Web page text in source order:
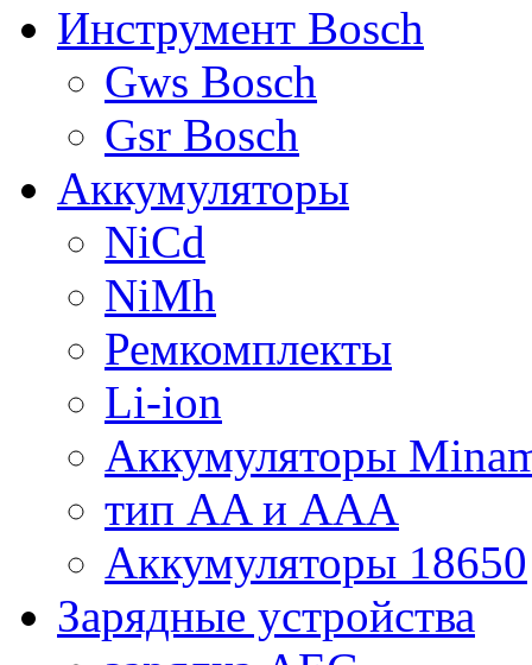
Инструмент Bosch
Gws Bosch
Gsr Bosch
Аккумуляторы
NiCd
NiMh
Ремкомплекты
Li-ion
Аккумуляторы
тип AA и AAA
Аккумуляторы 18650
Зарядные устройства